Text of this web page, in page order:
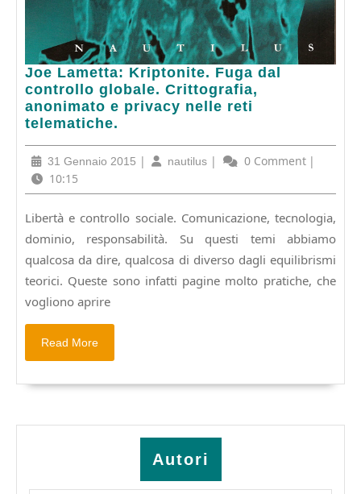
Joe Lametta: Kriptonite. Fuga dal
controllo globale. Crittografia,
anonimato e privacy nelle reti
telematiche.
Joe
Lametta:
Kriptonite.
Fuga
controllo
globale.
Crittografia,
e
privacy
nelle
reti
telematiche.
31 Gennaio 2015 31
2015
| nautilus nautilus
| 0 Comment |
10:15
Libertà e controllo sociale. Comunicazione, tecnologia,
dominio, responsabilità. Su questi temi abbiamo
qualcosa da dire, qualcosa di diverso dagli equilibrismi
teorici. Queste sono infatti pagine molto pratiche, che
vogliono aprire
Read More
Autori